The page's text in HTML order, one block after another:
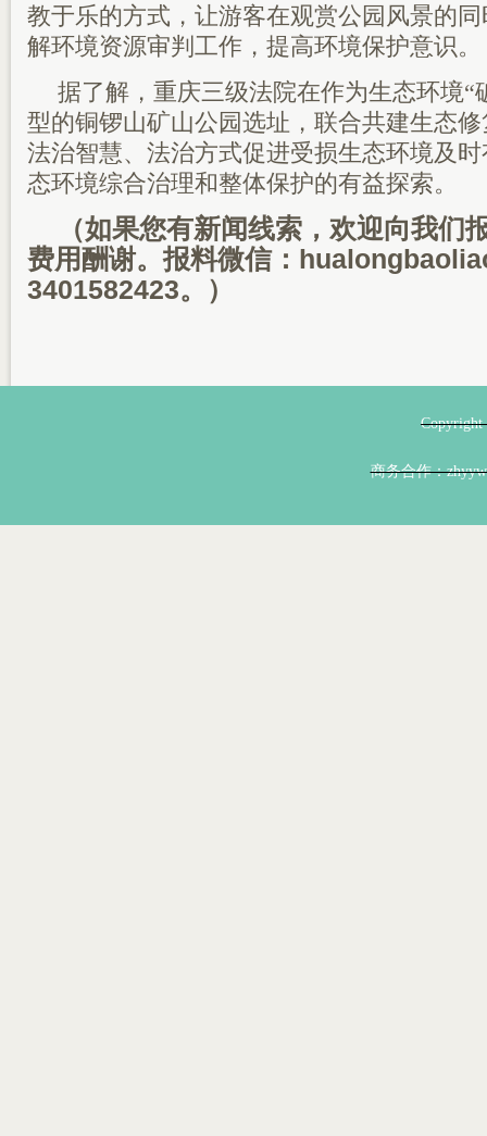
教于乐的方式，让游客在观赏公园风景的
解环境资源审判工作，提高环境保护意识。
据了解，重庆三级法院在作为生态环境“
型的铜锣山矿山公园选址，联合共建生态
法治智慧、法治方式促进受损生态环境及
态环境综合治理和整体保护的有益探索。
（如果您有新闻线索，欢迎向我们
费用酬谢。报料微信：
3401582423。）
商务合作：